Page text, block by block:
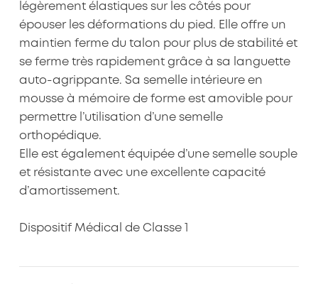
légèrement élastiques sur les côtés pour
épouser les déformations du pied. Elle offre un
maintien ferme du talon pour plus de stabilité et
se ferme très rapidement grâce à sa languette
auto-agrippante. Sa semelle intérieure en
mousse à mémoire de forme est amovible pour
permettre l’utilisation d’une semelle
orthopédique.
Elle est également équipée d’une semelle souple
et résistante avec une excellente capacité
d’amortissement.
Dispositif Médical de Classe 1